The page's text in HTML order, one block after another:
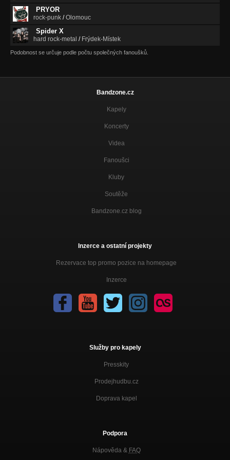
PRYOR
rock-punk /Olomouc
Spider X
hard rock-metal / Frýdek-Místek
Podobnost se určuje podle počtu společných fanoušků.
Bandzone.cz
Kapely
Koncerty
Videa
Fanoušci
Kluby
Soutěže
Bandzone.cz blog
Inzerce a ostatní projekty
Rezervace top promo pozice na homepage
Inzerce
Služby pro kapely
Presskity
Prodejhudbu.cz
Doprava kapel
Podpora
Nápověda & FAQ